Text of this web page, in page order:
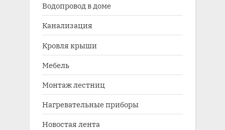
Водопровод в доме
Канализация
Кровля крыши
Мебель
Монтаж лестниц
Нагревательные приборы
Новостая лента